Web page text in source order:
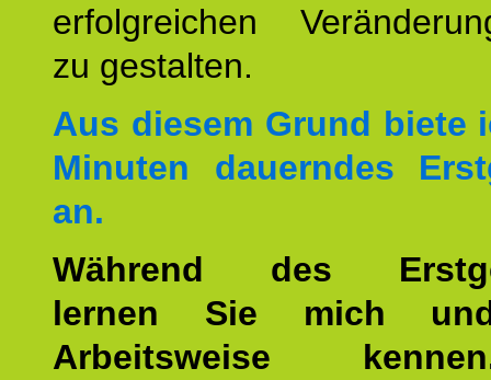
erfolgreichen
zu gestalten.
Aus diesem Grund biete
Minuten dauerndes
an.
Während des
lernen Sie mich
Arbeitsweise